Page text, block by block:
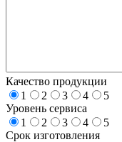
Качество продукции
1
2 3 4
5
Уровень сервиса
1
2 3 4
5
Срок изготовления